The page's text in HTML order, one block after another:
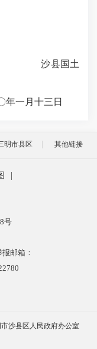
沙县国土
年一月十三 日
明市县区 其他链接
号
邮箱：
沙县区人民政府办公室